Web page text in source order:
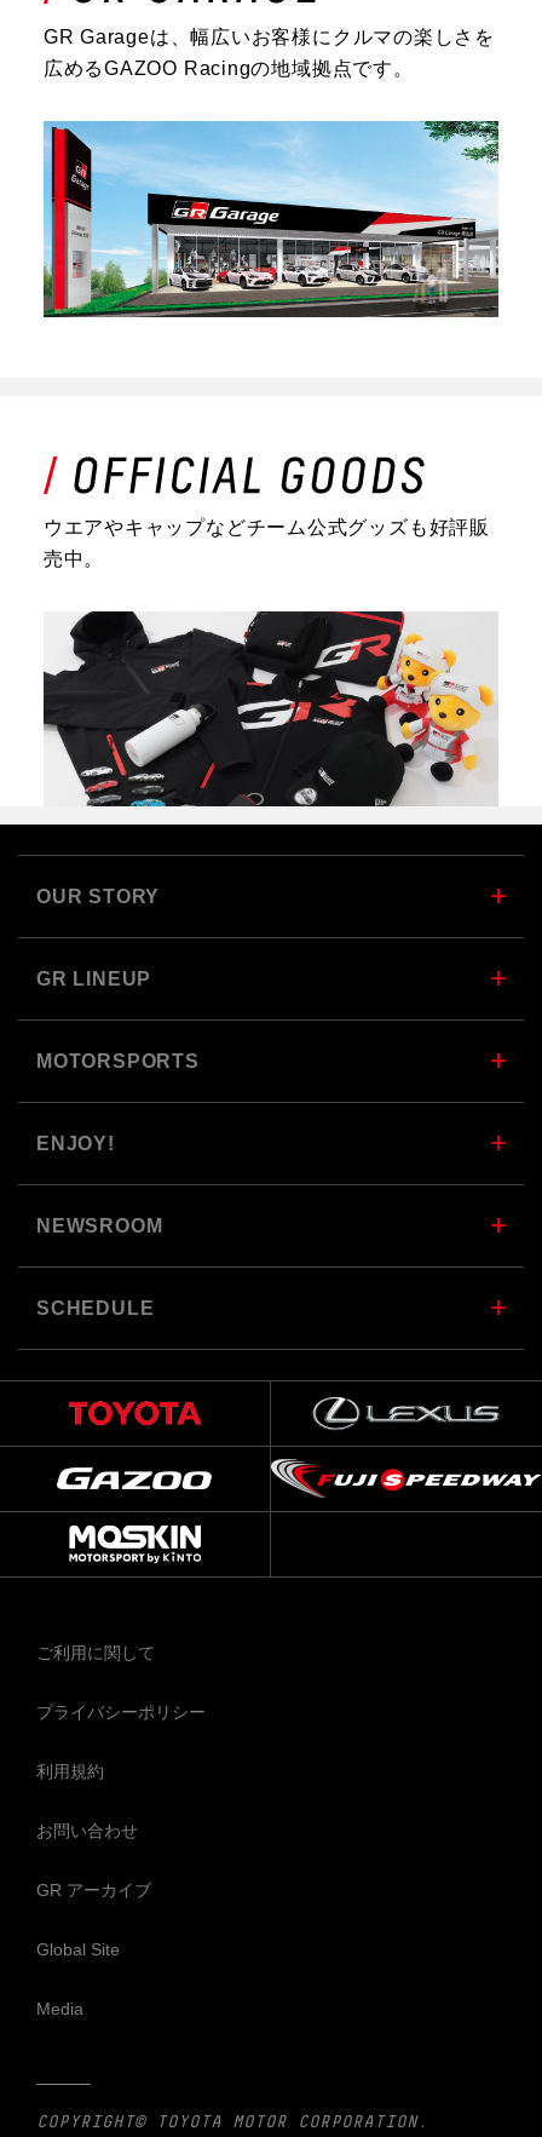
GR Garageは、幅広いお客様にクルマの楽しさを
広めるGAZOO Racingの地域拠点です。
ウエアやキャップなどチーム公式グッズも好評販
売中。
OUR STORY
GR LINEUP
MOTORSPORTS
ENJOY!
NEWSROOM
SCHEDULE
ご利用に関して
プライバシーポリシー
利用規約
お問い合わせ
GR アーカイブ
Global Site
Media
COPYRIGHT© TOYOTA MOTOR CORPORATION.